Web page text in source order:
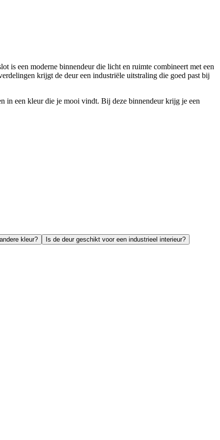
is een moderne binnendeur die licht en ruimte combineert met een
krijgt de deur een industriële uitstraling die goed past bij
in een kleur die je mooi vindt. Bij deze binnendeur krijg je een
kleur? Is de deur geschikt voor een industrieel interieur?